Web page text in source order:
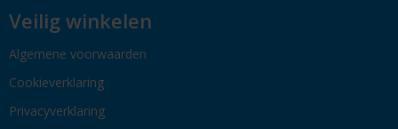
Veilig winkelen
Algemene voorwaarden
Cookieverklaring
Privacyverklaring